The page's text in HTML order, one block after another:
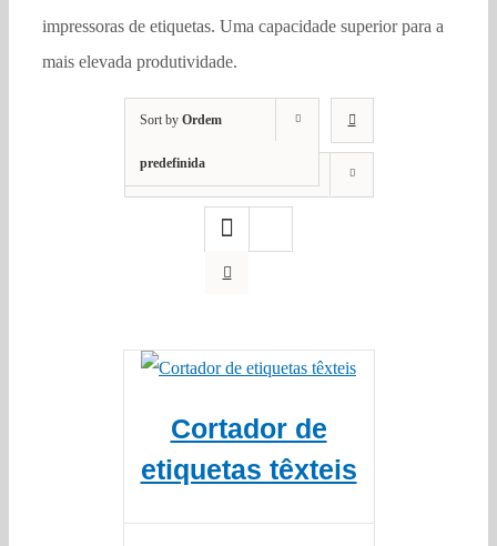
impressoras de etiquetas. Uma capacidade superior para a
mais elevada produtividade.
Sort by Ordem
predefinida
Show
Cortador de
etiquetas têxteis